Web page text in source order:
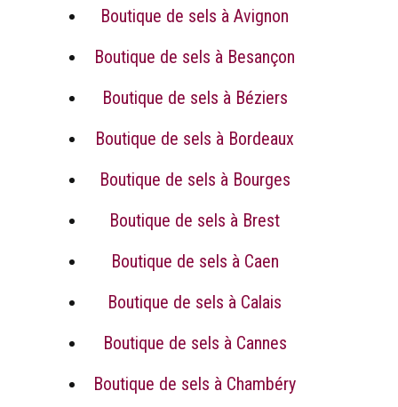
Boutique de sels à Avignon
Boutique de sels à Besançon
Boutique de sels à Béziers
Boutique de sels à Bordeaux
Boutique de sels à Bourges
Boutique de sels à Brest
Boutique de sels à Caen
Boutique de sels à Calais
Boutique de sels à Cannes
Boutique de sels à Chambéry